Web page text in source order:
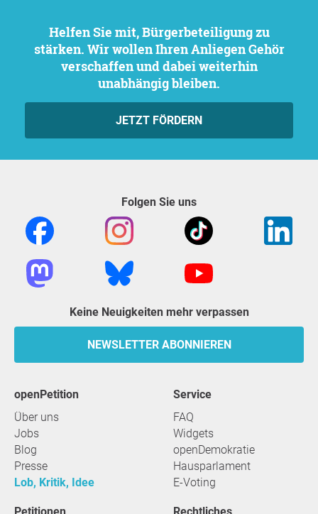
Helfen Sie mit, Bürgerbeteiligung zu
stärken. Wir wollen Ihren Anliegen Gehör
verschaffen und dabei weiterhin
unabhängig bleiben.
JETZT FÖRDERN
Folgen Sie uns
Keine Neuigkeiten mehr verpassen
NEWSLETTER ABONNIEREN
openPetition
Über uns
Jobs
Blog
Presse
Lob, Kritik, Idee
Service
FAQ
Widgets
openDemokratie
Hausparlament
E-Voting